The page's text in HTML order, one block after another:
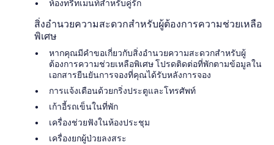
ห้องทรีทเมนท์สำหรับคู่รัก
สิ่งอำนวยความสะดวกสำหรับผู้ต้องการความช่วยเหลือ
พิเศษ
หากคุณมีคำขอเกี่ยวกับสิ่งอำนวยความสะดวกสำหรับผู้
ต้องการความช่วยเหลือพิเศษ โปรดติดต่อที่พักตามข้อมูลใน
เอกสารยืนยันการจองที่คุณได้รับหลังการจอง
การแจ้งเตือนด้วยกริ่งประตูและโทรศัพท์
เก้าอี้รถเข็นในที่พัก
เครื่องช่วยฟังในห้องประชุม
เครื่องยกผู้ป่วยลงสระ